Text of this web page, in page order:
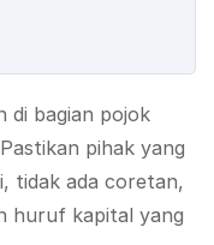
di bagian pojok
pihak yang
tidak ada coretan,
huruf kapital yang